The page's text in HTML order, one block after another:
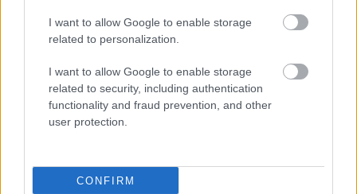
I want to allow Google to enable storage
related to personalization.
I want to allow Google to enable storage
related to security, including authentication
functionality and fraud prevention, and other
user protection.
CONFIRM
@Leadfoot: Már nagyon olvasnám a Pan Am
@Dogla: Jah, látom közben kikerült egy.